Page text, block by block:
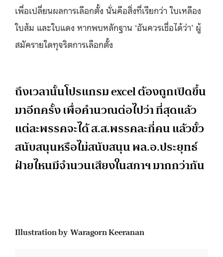
เพื่อเปลี่ยนผลการเลือกตั้ง นั่นคือสิ่งที่เรียกว่า ใบเหลือง
ใบส้ม และใบแดง หากพบหลักฐาน ‘อันควรเชื่อได้ว่า’ ผู้
สมัครายใดทุจริตการเลือกตั้ง
ถึงเวลานั้นโปรแกรม excel ต้องถูกเปิดขึ้น
มาอีกครั้ง เพื่อคำนวณต่อไปว่า ที่สุดแล้ว
แต่ละพรรคจะได้ ส.ส.พรรคละกี่คน แล้วขั้ว
สนับสนุนหรือไม่สนับสนุน พล.อ.ประยุทธ์
ฝ่ายไหนมีจำนวนเสียงในสภาฯ มากกว่ากัน
Illustration by Waragorn Keeranan